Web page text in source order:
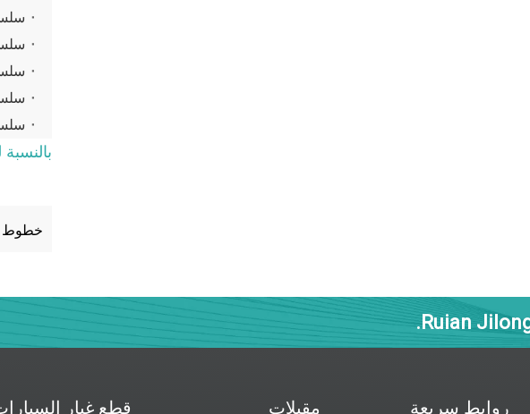
بالنسبة
خطوط
Ruian
روابط سريعة مقبلات قطع غيار